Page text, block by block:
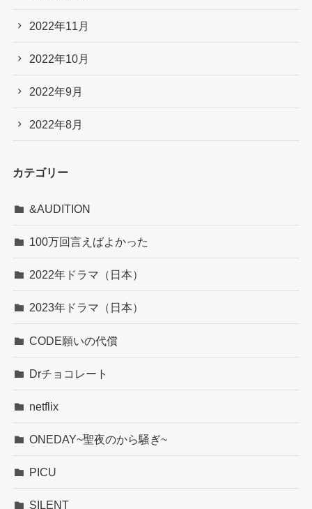
2022年11月
2022年10月
2022年9月
2022年8月
カテゴリー
&AUDITION
100万回言えばよかった
2022年ドラマ（日本）
2023年ドラマ（日本）
CODE願いの代償
Drチョコレート
netflix
ONEDAY~聖夜のから騒ぎ~
PICU
SILENT